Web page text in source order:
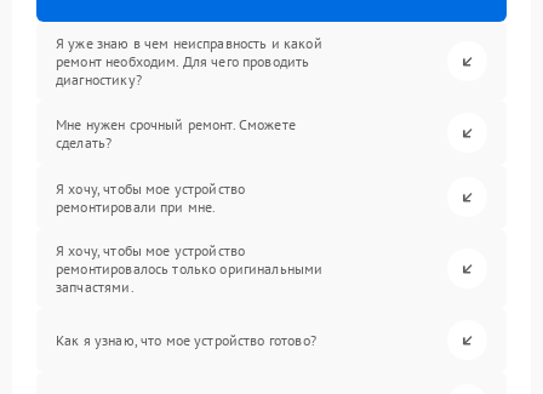
Я уже знаю в чем неисправность и какой
ремонт необходим. Для чего проводить
диагностику?
Мне нужен срочный ремонт. Сможете
сделать?
Я хочу, чтобы мое устройство
ремонтировали при мне.
Я хочу, чтобы мое устройство
ремонтировалось только оригинальными
запчастями.
Как я узнаю, что мое устройство готово?